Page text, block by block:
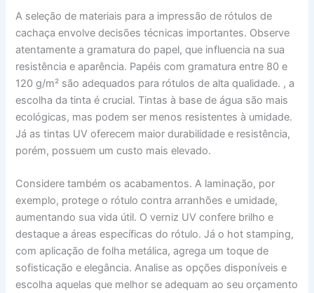
A seleção de materiais para a impressão de rótulos de
cachaça envolve decisões técnicas importantes. Observe
atentamente a gramatura do papel, que influencia na sua
resistência e aparência. Papéis com gramatura entre 80 e
120 g/m² são adequados para rótulos de alta qualidade. , a
escolha da tinta é crucial. Tintas à base de água são mais
ecológicas, mas podem ser menos resistentes à umidade.
Já as tintas UV oferecem maior durabilidade e resistência,
porém, possuem um custo mais elevado.
Considere também os acabamentos. A laminação, por
exemplo, protege o rótulo contra arranhões e umidade,
aumentando sua vida útil. O verniz UV confere brilho e
destaque a áreas específicas do rótulo. Já o hot stamping,
com aplicação de folha metálica, agrega um toque de
sofisticação e elegância. Analise as opções disponíveis e
escolha aquelas que melhor se adequam ao seu orçamento